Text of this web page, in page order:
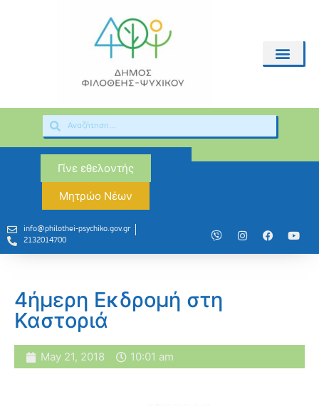
Γίνε εθελοντής
Μητρώο Νέων
info@philothei-psychiko.gov.gr
2132014700
4ήμερη Εκδρομή στη
Καστοριά
May 21, 2018 10:01 am